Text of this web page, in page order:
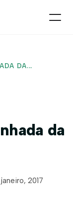
DA...
da
janeiro, 2017